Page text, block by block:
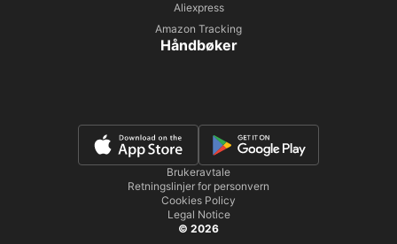
Aliexpress
Amazon Tracking
Håndbøker
Brukeravtale
Retningslinjer for personvern
Cookies Policy
Legal Notice
© 2026